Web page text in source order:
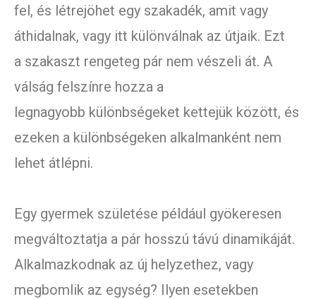
fel, és létrejöhet egy szakadék, amit vagy
áthidalnak, vagy itt különválnak az útjaik. Ezt
a szakaszt rengeteg pár nem vészeli át. A
válság felszínre hozza a
legnagyobb különbségeket kettejük között, és
ezeken a különbségeken alkalmanként nem
lehet átlépni.
Egy gyermek születése például gyökeresen
megváltoztatja a pár hosszú távú dinamikáját.
Alkalmazkodnak az új helyzethez, vagy
megbomlik az egység? Ilyen esetekben